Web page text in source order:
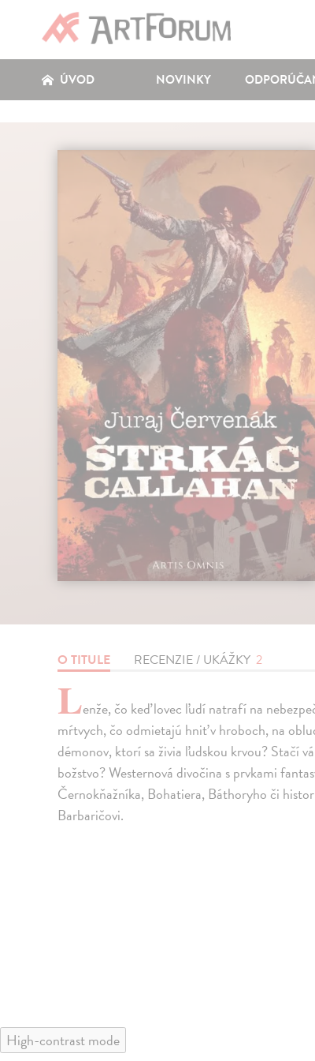
ÚVOD NOVINKY
O TITULE RECENZIE / UKÁŽKY 2
Lenže, čo keď lovec ľudí natrafí na
mŕtvych, čo odmietajú hniť v hroboch, na
démonov, ktorí sa živia ľudskou krvou? Stačí
božstvo? Westernová divočina s prvkami
Černokňažníka, Bohatiera, Báthoryho či
Barbaričovi.
High-contrast mode